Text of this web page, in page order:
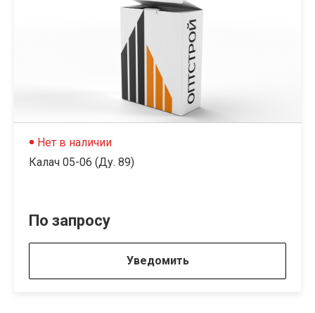
Нет в наличии
Калач 05-06 (Ду. 89)
По запросу
Уведомить